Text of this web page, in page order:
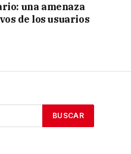
una amenaza
de los usuarios